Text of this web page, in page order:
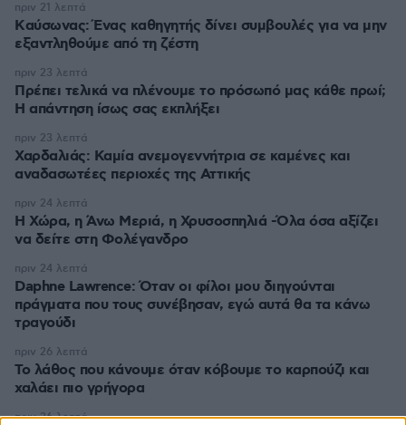
Kαύσωνας: Ένας καθηγητής δίνει συμβουλές για να μην
εξαντληθούμε από τη ζέστη
πριν 21 λεπτά
Πρέπει τελικά να πλένουμε το πρόσωπό μας κάθε πρωί;
Η απάντηση ίσως σας εκπλήξει
πριν 23 λεπτά
Χαρδαλιάς: Καμία ανεμογεννήτρια σε καμένες και
αναδασωτέες περιοχές της Αττικής
πριν 23 λεπτά
Η Χώρα, η Άνω Μεριά, η Χρυσοσπηλιά -Όλα όσα αξίζει
να δείτε στη Φολέγανδρο
πριν 24 λεπτά
Daphne Lawrence: Όταν οι φίλοι μου διηγούνται
πράγματα που τους συνέβησαν, εγώ αυτά θα τα κάνω
τραγούδι
πριν 24 λεπτά
Το λάθος που κάνουμε όταν κόβουμε το καρπούζι και
χαλάει πιο γρήγορα
πριν 26 λεπτά
πριν 26 λεπτά